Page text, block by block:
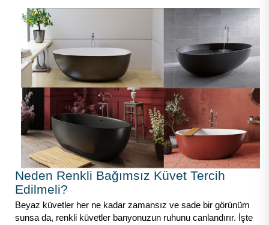
Neden Renkli Bağımsız Küvet Tercih
Edilmeli?
Beyaz küvetler her ne kadar zamansız ve sade bir görünüm
sunsa da, renkli küvetler banyonuzun ruhunu canlandırır. İşte